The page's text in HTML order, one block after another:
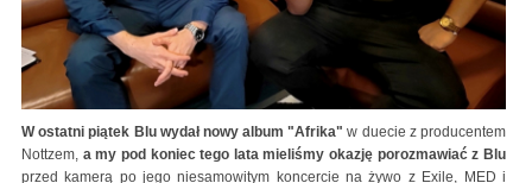
W ostatni piątek Blu wydał nowy album "Afrika"w duecie z producentem
Nottzem, a my pod koniec tego lata mieliśmy okazję porozmawiać z Blu
przed kamerą po jego niesamowitym koncercie na żywo z Exile, MED i